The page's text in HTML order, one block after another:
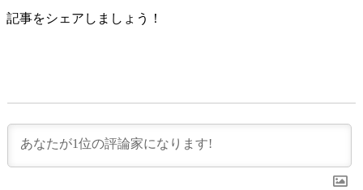
記事をシェアしましょう！